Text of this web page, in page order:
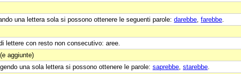
una lettera sola si possono ottenere le seguenti parole: darebbe farebbe
lettere con resto non consecutivo: aree.
aggiunte)
una sola lettera si possono ottenere le parole: saprebbe starebbe